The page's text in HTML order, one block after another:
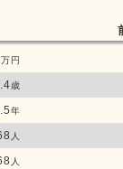
万円
歳
年
人
人